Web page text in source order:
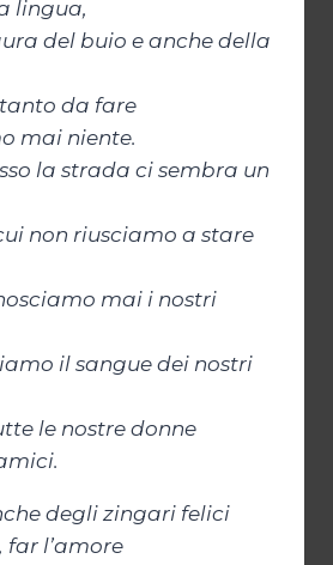
lingua,
del buio e anche della
da fare
mai niente.
la strada ci sembra un
non riusciamo a stare
mai i nostri
il sangue dei nostri
le nostre donne
degli zingari felici
far l’amore